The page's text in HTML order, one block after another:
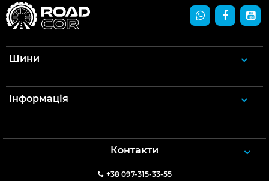
Шини
Інформація
Контакти
+38 097-315-33-55